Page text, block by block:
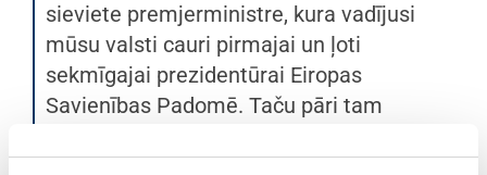
sieviete premjerministre, kura vadījusi
mūsu valsti cauri pirmajai un ļoti
sekmīgajai prezidentūrai Eiropas
Savienības Padomē. Taču pāri tam
patriotiskais gars un nenogurstošā darbā